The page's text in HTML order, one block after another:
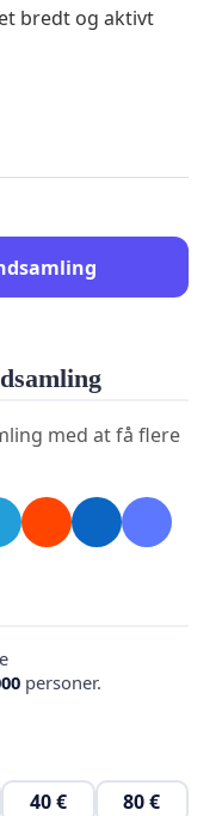
bredt og aktivt
med at få flere
personer.
40 € 80 €